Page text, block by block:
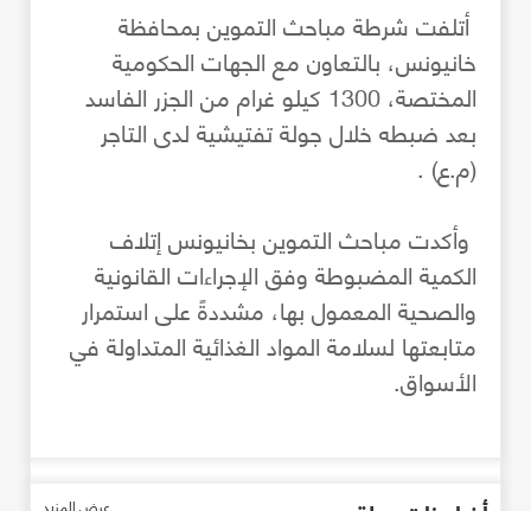
أتلفت شرطة مباحث التموين بمحافظة
خانيونس، بالتعاون مع الجهات الحكومية
المختصة، 1300 كيلو غرام من الجزر الفاسد
بعد ضبطه خلال جولة تفتيشية لدى التاجر
(م.ع) .
وأكدت مباحث التموين بخانيونس إتلاف
الكمية المضبوطة وفق الإجراءات القانونية
والصحية المعمول بها، مشددةً على استمرار
متابعتها لسلامة المواد الغذائية المتداولة في
الأسواق.
عرض المزيد